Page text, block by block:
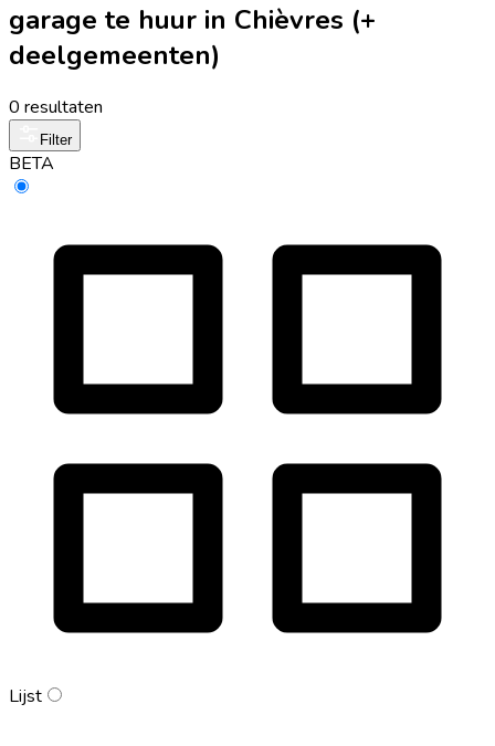
garage te huur in Chièvres (+
deelgemeenten)
0 resultaten
Filter
BETA
Lijst